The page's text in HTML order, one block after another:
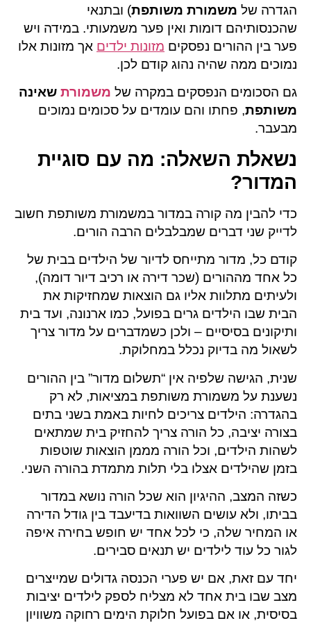
הגדרה של משמורת משותפת) ובתנאי
שהכנסותיהם דומות ואין פער משמעותי. במידה ויש
פער בין ההורים נפסקים מזונות ילדים אך מזונות אלו
נמוכים ממה שהיה נהוג קודם לכן.
גם הסכומים הנפסקים במקרה של משמורת שאינה
משותפת, פחתו והם עומדים על סכומים נמוכים
מבעבר.
נשאלת השאלה: מה עם סוגיית
המדור?
כדי להבין מה קורה במדור במשמורת משותפת חשוב
לדייק שני דברים שמבלבלים הרבה הורים.
קודם כל, מדור מתייחס לדיור של הילדים בבית של
כל אחד מההורים (שכר דירה או רכיב דיור דומה),
ולעיתים מתלוות אליו גם הוצאות שמחזיקות את
הבית שבו הילדים גרים בפועל, כמו ארנונה, ועד בית
ותיקונים בסיסיים – ולכן כשמדברים על מדור צריך
לשאול מה בדיוק נכלל במחלוקת.
שנית, הגישה שלפיה אין “תשלום מדור” בין ההורים
נשענת על משמורת משותפת במציאות, לא רק
בהגדרה: הילדים צריכים לחיות באמת בשני בתים
בצורה יציבה, כל הורה צריך להחזיק בית שמתאים
לשהות הילדים, וכל הורה מממן הוצאות שוטפות
בזמן שהילדים אצלו בלי תלות מתמדת בהורה השני.
כשזה המצב, ההיגיון הוא שכל הורה נושא במדור
בביתו, ולא עושים השוואות בדיעבד בין גודל הדירה
או המחיר שלה, כי לכל אחד יש חופש בחירה איפה
לגור כל עוד לילדים יש תנאים סבירים.
יחד עם זאת, אם יש פערי הכנסה גדולים שמייצרים
מצב שבו בית אחד לא מצליח לספק לילדים יציבות
בסיסית, או אם בפועל חלוקת הימים רחוקה משוויון